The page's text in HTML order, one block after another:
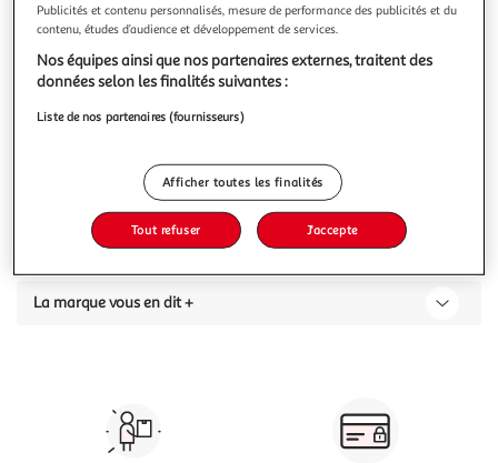
Vous voulez connaître le prix de ce produit ?
Afficher le prix
Avis clients
La marque vous en dit +
Publicités et contenu personnalisés, mesure de performance des publicités et du
contenu, études d’audience et développement de services.
Nos équipes ainsi que nos partenaires externes, traitent des
données selon les finalités suivantes :
Liste de nos partenaires (fournisseurs)
Afficher toutes les finalités
Tout refuser J'accepte